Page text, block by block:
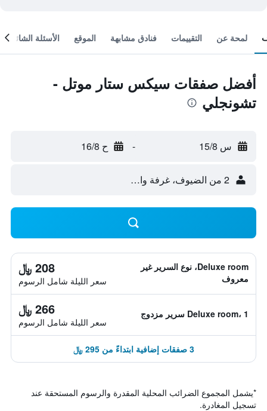
لمحة عن التقييمات فنادق مشابهة الموقع الأسئلة الشائعة
أفضل صفقات سيكس ستار موتل -
تشونجلي
س 15/8 - ح 16/8
2 من الضيوف، غرفة واحدة
Deluxe room، نوع السرير غير
معروف
208 ﷼
سعر الليلة شامل الرسوم
Deluxe room، 1 سرير مزدوج 266 ﷼
سعر الليلة شامل الرسوم
3 صفقات إضافية ابتداءً من 295 ﷼
*يشمل المجموع الضرائب المحلية المقدرة والرسوم المستحقة عند
تسجيل المغادرة.